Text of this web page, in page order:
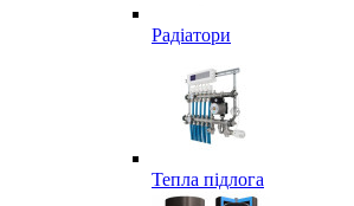
Радіатори
Тепла підлога